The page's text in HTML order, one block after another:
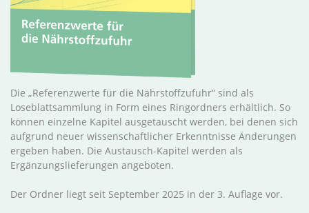
Die „Referenzwerte für die Nährstoffzufuhr“ sind als
Loseblattsammlung in Form eines Ringordners erhältlich. So
können einzelne Kapitel ausgetauscht werden, bei denen sich
aufgrund neuer wissenschaftlicher Erkenntnisse Änderungen
ergeben haben. Die Austausch-Kapitel werden als
Ergänzungslieferungen angeboten.
Der Ordner liegt seit September 2025 in der 3. Auflage vor.